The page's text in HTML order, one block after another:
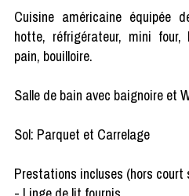
Cuisine américaine équipée
hotte, réfrigérateur, mini four,
pain, bouilloire.
Salle de bain avec baignoire et
Sol: Parquet et Carrelage
Prestations incluses (hors court